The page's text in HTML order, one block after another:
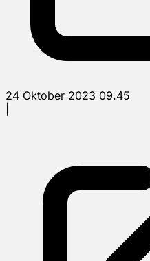
24 Oktober 2023 09.45